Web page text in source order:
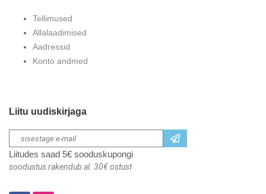
Tellimused
Allalaadimised
Aadressid
Konto andmed
Liitu uudiskirjaga
Liitudes saad 5€ sooduskupongi
soodustus rakendub al. 30€ ostust